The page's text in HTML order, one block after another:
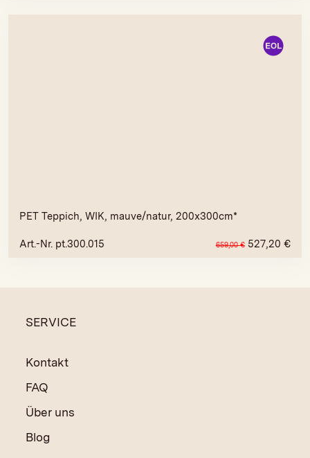
PET Teppich, WIK, mauve/natur, 200x300cm*
Art.-Nr. pt.300.015 659,00€ 527,20 €
SERVICE
Kontakt
FAQ
Über uns
Blog